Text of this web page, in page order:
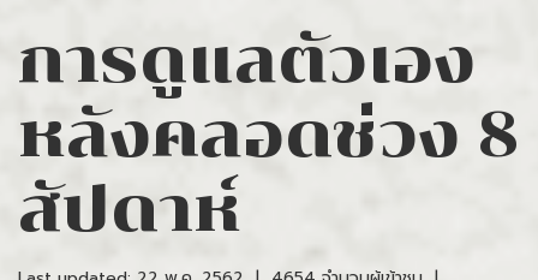
การดูแลตัวเอง
หลังคลอดช่วง 8
สัปดาห์